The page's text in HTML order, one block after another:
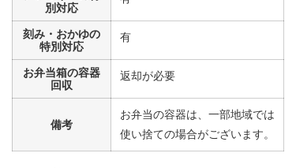
別対応
刻み・おかゆの
特別対応
有
お弁当箱の容器
回収
返却が必要
備考
お弁当の容器は、一部地域では
使い捨ての場合がございます。